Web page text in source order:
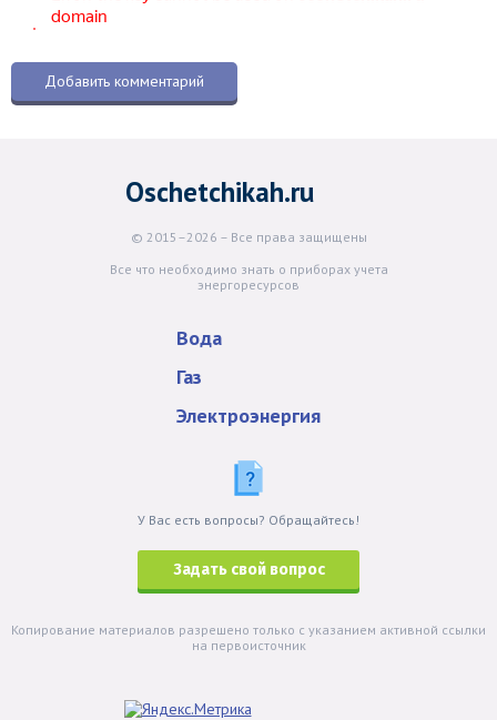
Oschetchikah.ru
© 2015–2026 – Все права защищены
Все что необходимо знать о приборах учета
энергоресурсов
Вода
Газ
Электроэнергия
У Вас есть вопросы? Обращайтесь!
Задать свой вопрос
Копирование материалов разрешено только с указанием активной ссылки
на первоисточник